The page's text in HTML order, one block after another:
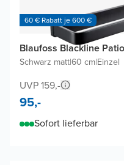
60 € Rabatt je 600 €
Blaufoss Blackline
Schwarz matt|60 cm|Einzel
UVP 159,-
95,-
Sofort lieferbar